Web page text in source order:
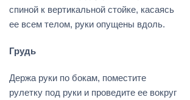
спиной к вертикальной стойке, касаясь
ее всем телом, руки опущены вдоль.
Грудь
Держа руки по бокам, поместите
рулетку под руки и проведите ее вокруг